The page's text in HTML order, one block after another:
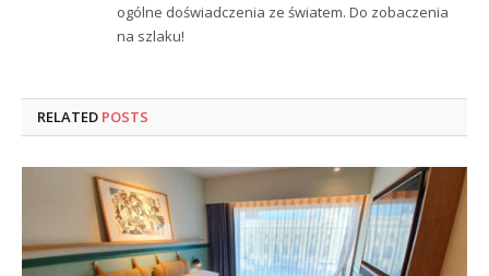
ogólne doświadczenia ze światem. Do zobaczenia
na szlaku!
RELATED POSTS